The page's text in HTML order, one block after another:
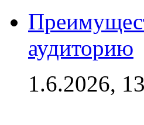
аудиторию
1.6.2026,